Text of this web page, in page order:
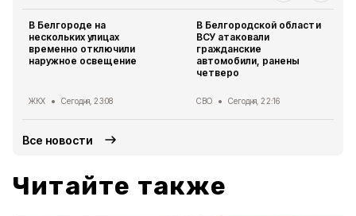
В Белгороде на
нескольких улицах
временно отключили
наружное освещение
ЖКХ Сегодня, 23:08
В Белгородской области
ВСУ атаковали
гражданские
автомобили, ранены
четверо
СВО Сегодня, 22:16
Все новости
Читайте также